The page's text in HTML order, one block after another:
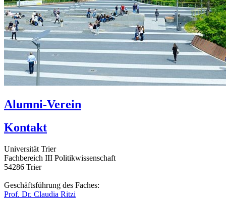
Alumni-Verein
Kontakt
Universität Trier
Fachbereich III Politikwissenschaft
54286 Trier
Geschäftsführung des Faches:
Prof. Dr. Claudia Ritzi